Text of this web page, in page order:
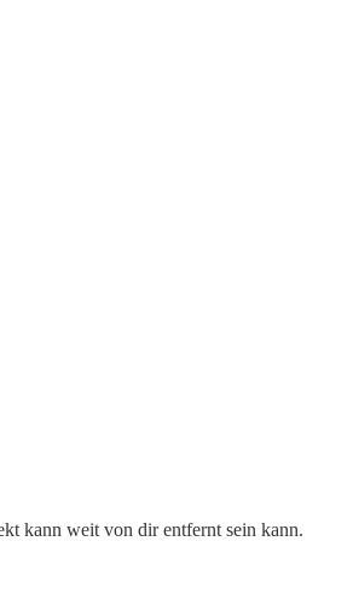
kann weit von dir entfernt sein kann.